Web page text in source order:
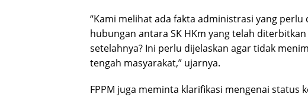
“Kami melihat ada fakta administrasi yang
hubungan antara SK HKm yang telah
setelahnya? Ini perlu dijelaskan agar tidak
tengah masyarakat,” ujarnya.
FPPM juga meminta klarifikasi mengenai status